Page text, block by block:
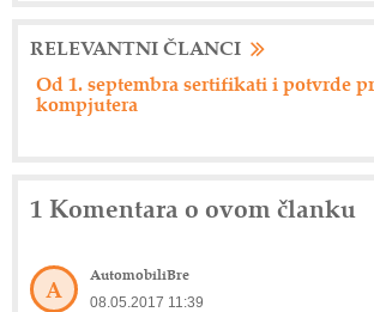
RELEVANTNI ČLANCI
Od 1. septembra sertifikati i potvrde
kompjutera
1 Komentara o ovom članku
A AutomobiliBre
08.05.2017 11:39